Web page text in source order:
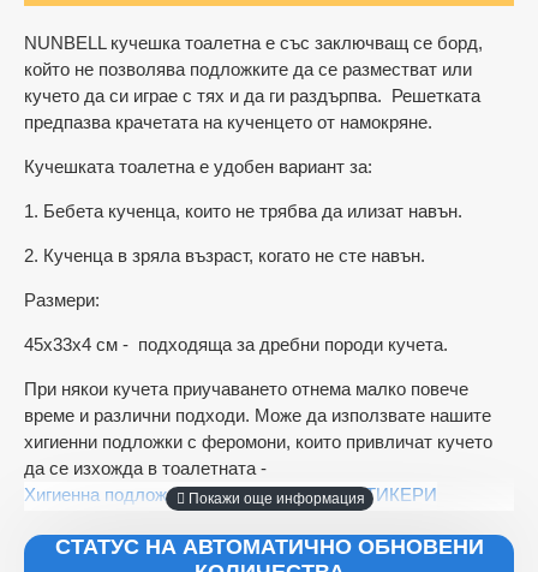
NUNBELL кучешка тоалетна е със заключващ се борд,
който не позволява подложките да се разместват или
кучето да си играе с тях и да ги раздърпва. Решетката
предпазва крачетата на кученцето от намокряне.
Кучешката тоалетна е удобен вариант за:
1. Бебета кученца, които не трябва да илизат навън.
2. Кученца в зряла възраст, когато не сте навън.
Размери:
45х33х4 см - подходяща за дребни породи кучета.
При някои кучета приучаването отнема малко повече
време и различни подходи. Може да използвате нашите
хигиенни подложки с феромони, които привличат кучето
да се изхожда в тоалетната -
Хигиенна подложка Fresh с КАРБОН И СТИКЕРИ
СТАТУС НА АВТОМАТИЧНО ОБНОВЕНИ